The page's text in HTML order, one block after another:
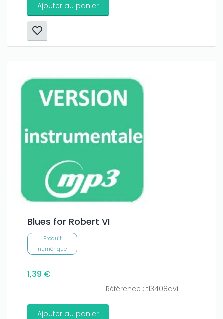
Ajouter au panier
Blues for Robert VI
Produit
numérique
1,39 €
Référence : tl3408avi
Ajouter au panier